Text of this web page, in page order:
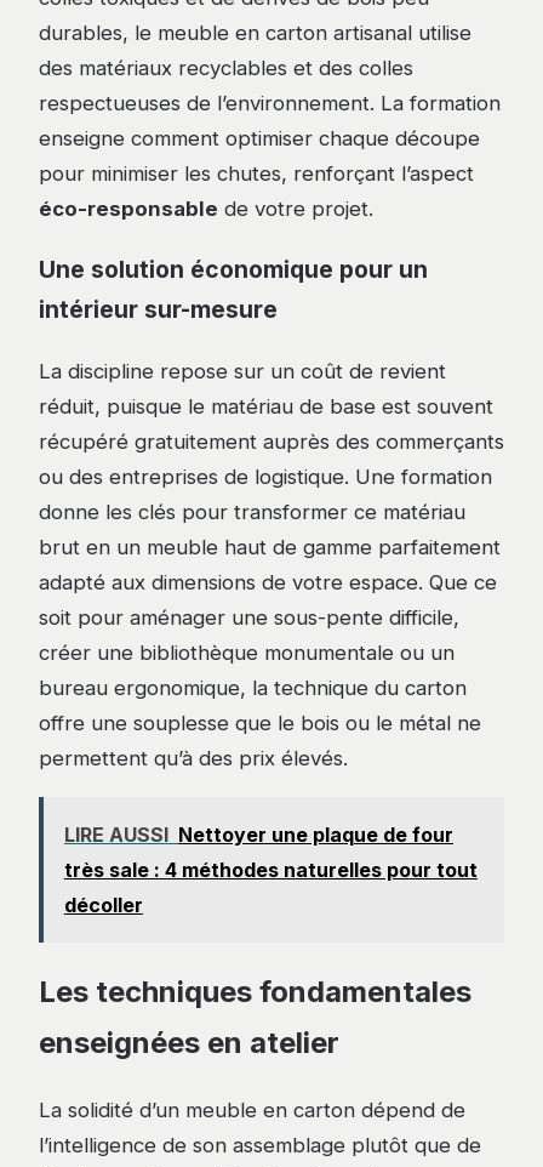
durables, le meuble en carton artisanal utilise
des matériaux recyclables et des colles
respectueuses de l’environnement. La formation
enseigne comment optimiser chaque découpe
pour minimiser les chutes, renforçant l’aspect
éco-responsable de votre projet.
Une solution économique pour un
intérieur sur-mesure
La discipline repose sur un coût de revient
réduit, puisque le matériau de base est souvent
récupéré gratuitement auprès des commerçants
ou des entreprises de logistique. Une formation
donne les clés pour transformer ce matériau
brut en un meuble haut de gamme parfaitement
adapté aux dimensions de votre espace. Que ce
soit pour aménager une sous-pente difficile,
créer une bibliothèque monumentale ou un
bureau ergonomique, la technique du carton
offre une souplesse que le bois ou le métal ne
permettent qu’à des prix élevés.
LIRE AUSSI Nettoyer une plaque de four
très sale : 4 méthodes naturelles pour tout
décoller
Les techniques fondamentales
enseignées en atelier
La solidité d’un meuble en carton dépend de
l’intelligence de son assemblage plutôt que de